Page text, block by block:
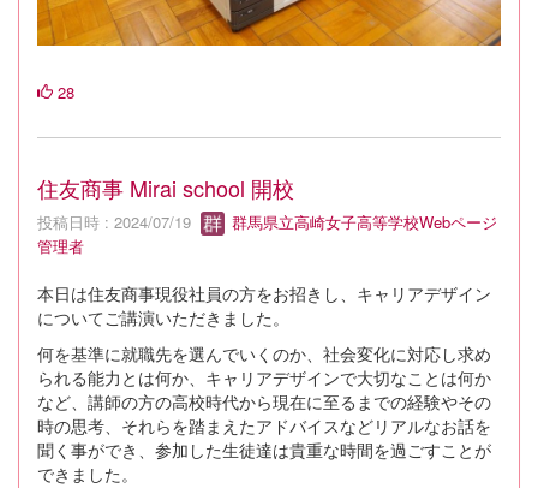
28
住友商事 Mirai school 開校
投稿日時 : 2024/07/19
群馬県立高崎女子高等学校Webページ
管理者
本日は住友商事現役社員の方をお招きし、キャリアデザイン
についてご講演いただきました。
何を基準に就職先を選んでいくのか、社会変化に対応し求め
られる能力とは何か、キャリアデザインで大切なことは何か
など、講師の方の高校時代から現在に至るまでの経験やその
時の思考、それらを踏まえたアドバイスなどリアルなお話を
聞く事ができ、参加した生徒達は貴重な時間を過ごすことが
できました。